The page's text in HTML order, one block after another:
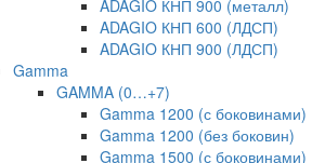
ADAGIO КНП 900 (металл)
ADAGIO КНП 600 (ЛДСП)
ADAGIO КНП 900 (ЛДСП)
Gamma
GAMMA (0…+7)
Gamma 1200 (с боковинами)
Gamma 1200 (без боковин)
Gamma 1500 (с боковинами)